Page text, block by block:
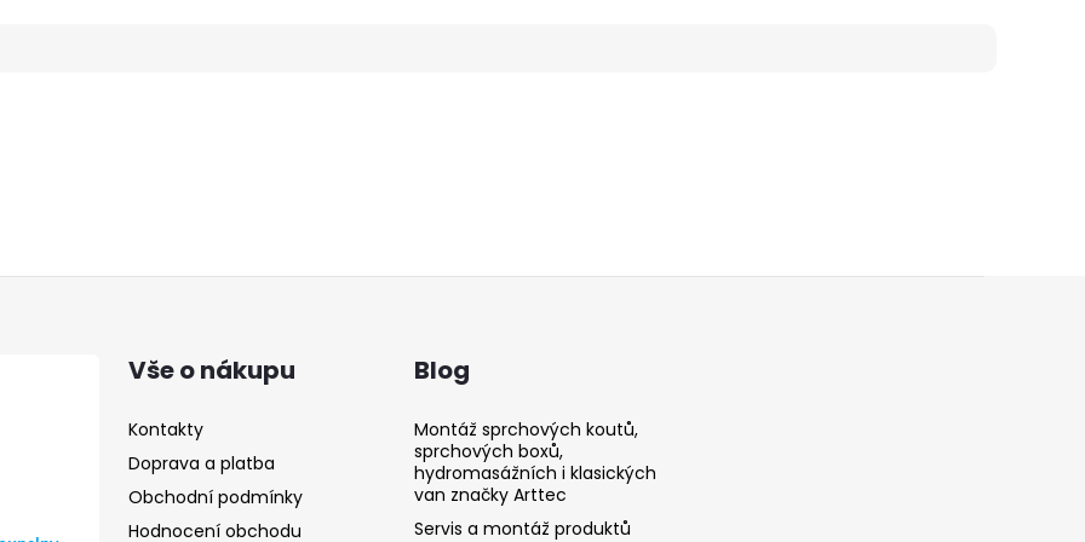
Vše o nákupu
Kontakty
Doprava a platba
Obchodní podmínky
Hodnocení obchodu
Blog
Montáž sprchových koutů,
sprchových boxů,
hydromasážních i klasických
van značky Arttec
Servis a montáž produktů